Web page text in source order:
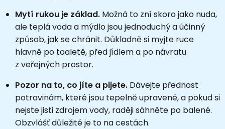
Mytí rukou je základ. Možná to zní skoro jako nuda,
ale teplá voda a mýdlo jsou jednoduchý a účinný
způsob, jak se chránit. Důkladně si myjte ruce
hlavně po toaletě, před jídlem a po návratu
z veřejných prostor.
Pozor na to, co jíte a pijete. Dávejte přednost
potravinám, které jsou tepelně upravené, a pokud si
nejste jisti zdrojem vody, raději sáhněte po balené.
Obzvlášť důležité je to na cestách.